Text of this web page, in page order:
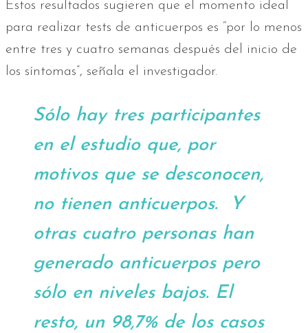
Estos resultados sugieren que el momento ideal
para realizar tests de anticuerpos es “por lo menos
entre tres y cuatro semanas después del inicio de
los síntomas”, señala el investigador.
Sólo hay tres participantes
en el estudio que, por
motivos que se desconocen,
no tienen anticuerpos. Y
otras cuatro personas han
generado anticuerpos pero
sólo en niveles bajos. El
resto, un 98,7% de los casos